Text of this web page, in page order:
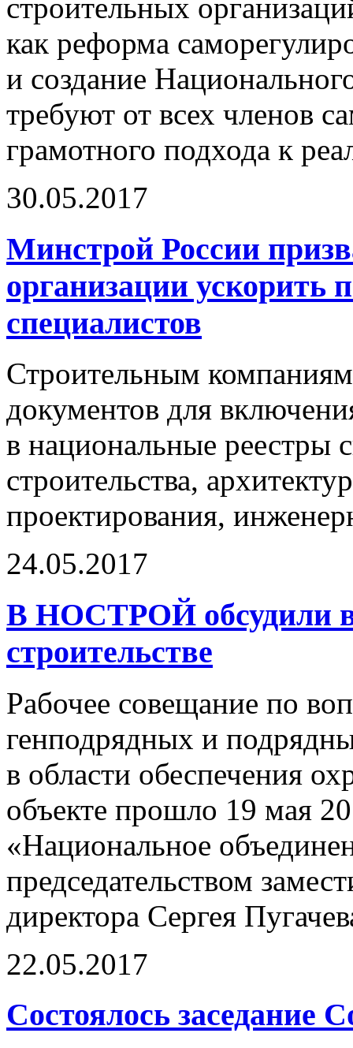
строительных
как реформа
и создание
требуют от всех членов
грамотного подхода к
30.05.2017
Минстрой России
организации ускорить
специалистов
Строительным
документов для
в национальные реестры
строительства,
проектирования,
24.05.2017
В НОСТРОЙ обсудили
строительстве
Рабочее совещание по
генподрядных и
в области обеспечения
объекте прошло 19 мая
«Национальное
председательством
директора Сергея
22.05.2017
Состоялось